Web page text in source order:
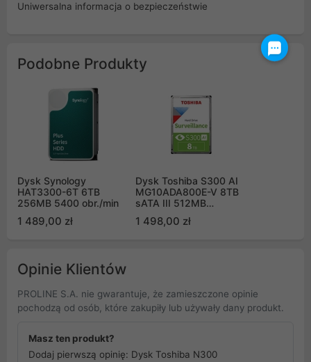
Uniwersalna informacja o bezpieczeństwie
Podobne Produkty
Dysk Synology
HAT3300-6T 6TB
256MB 5400 obr./min
1 489,00 zł
Dysk Toshiba S300 AI
MG10ADA800E-V 8TB
sATA III 512MB
Surveillance Bullk
1 498,00 zł
Opinie Klientów
PROLINE S.A. nie gwarantuje, że zamieszczone opinie
pochodzą od osób, które zakupiły lub używały dany produkt.
Masz ten produkt?
Dodaj pierwszą opinię: Dysk Toshiba N300